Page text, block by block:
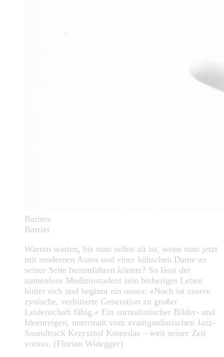
Bariera
Barrier
Warum warten, bis man selbst alt ist, wenn man jetzt
mit modernen Autos und einer hübschen Dame an
seiner Seite herumfahren könnte? So lässt der
namenlose Medizinstudent sein bisheriges Leben
hinter sich und beginnt ein neues: »Noch ist unsere
zynische, verbitterte Generation zu großer
Leidenschaft fähig.« Ein surrealistischer Bilder- und
Ideenreigen, untermalt vom avantgardistischen Jazz-
Soundtrack Krzysztof Komedas – weit seiner Zeit
voraus. (Florian Widegger)